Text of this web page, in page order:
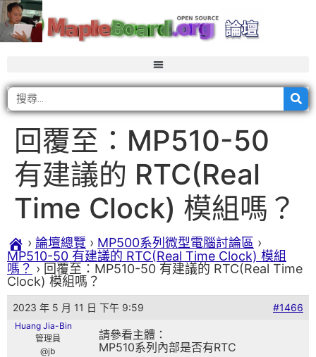
回覆至：MP510-50
有建議的 RTC(Real
Time Clock) 模組嗎？
› 論壇總覽 › MP500系列微型電腦討論區 ›
MP510-50 有建議的 RTC(Real Time Clock) 模組
嗎？ › 回覆至：MP510-50 有建議的 RTC(Real Time
Clock) 模組嗎？
2023 年 5 月 11 日 下午 9:59 #1466
Huang Jia-Bin
管理員
@jb
請參看主體：
MP510系列內部是否有RTC